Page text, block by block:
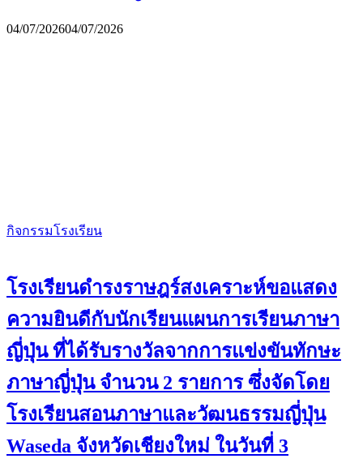
04/07/202604/07/2026
กิจกรรมโรงเรียน
โรงเรียนดำรงราษฎร์สงเคราะห์ขอแสดง
ความยินดีกับนักเรียนแผนการเรียนภาษา
ญี่ปุ่น ที่ได้รับรางวัลจากการแข่งขันทักษะ
ภาษาญี่ปุ่น จำนวน 2 รายการ ซึ่งจัดโดย
โรงเรียนสอนภาษาและวัฒนธรรมญี่ปุ่น
Waseda จังหวัดเชียงใหม่ ในวันที่ 3